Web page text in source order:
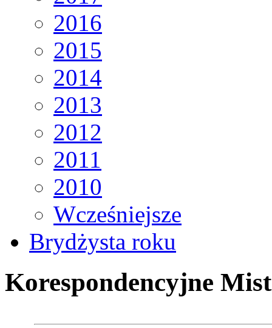
2016
2015
2014
2013
2012
2011
2010
Wcześniejsze
Brydżysta roku
Korespondencyjne